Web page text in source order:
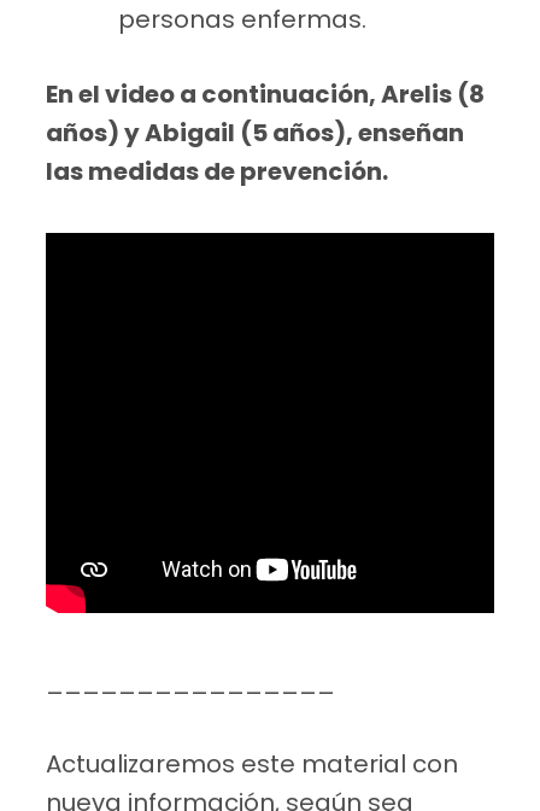
personas enfermas.
En el video a continuación, Arelis (8
años) y Abigail (5 años), enseñan
las medidas de prevención.
________________
Actualizaremos este material con
nueva información, según sea